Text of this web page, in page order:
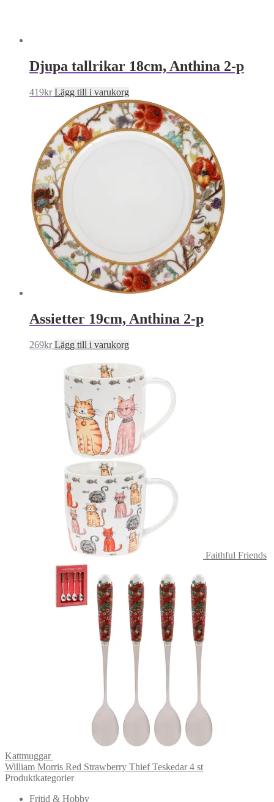
Djupa tallrikar 18cm, Anthina 2-p
419kr Lägg till i varukorg
Assietter 19cm, Anthina 2-p
269kr Lägg till i varukorg
Faithful Friends
Kattmuggar
William Morris Red Strawberry Thief Teskedar 4 st
Produktkategorier
Fritid & Hobby